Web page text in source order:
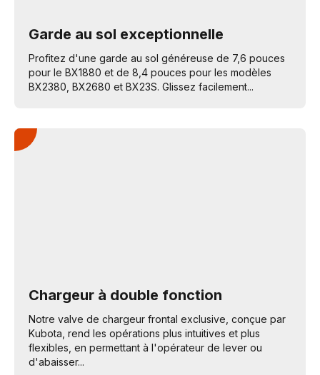
Garde au sol exceptionnelle
Profitez d'une garde au sol généreuse de 7,6 pouces
pour le BX1880 et de 8,4 pouces pour les modèles
BX2380, BX2680 et BX23S. Glissez facilement...
Chargeur à double fonction
Notre valve de chargeur frontal exclusive, conçue par
Kubota, rend les opérations plus intuitives et plus
flexibles, en permettant à l'opérateur de lever ou
d'abaisser...